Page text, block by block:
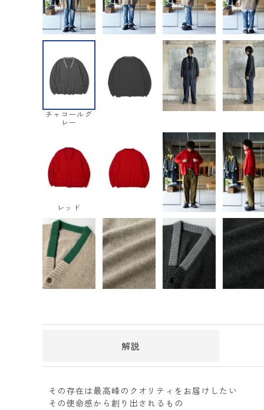
チャコールグ
レー
レッド
解説
その存在は最高峰のクオリティをお届けしたい
その使命感から創り出されるもの